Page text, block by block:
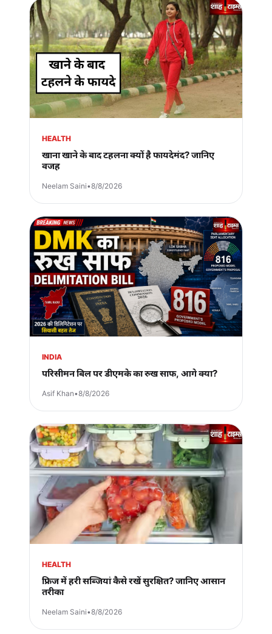
HEALTH
खाना खाने के बाद टहलना क्यों है फायदेमंद? जानिए
वजह
Neelam Saini•8/8/2026
INDIA
परिसीमन बिल पर डीएमके का रुख साफ, आगे क्या?
Asif Khan•8/8/2026
HEALTH
फ्रिज में हरी सब्जियां कैसे रखें सुरक्षित? जानिए आसान
तरीका
Neelam Saini•8/8/2026